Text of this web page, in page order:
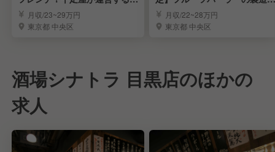
ストラン調理人
月収/23~29万円
東京都 中央区
調理スタッフ募集
月収/22~28万円
東京都 中央区
酒場シナトラ 目黒店のほかの
求人